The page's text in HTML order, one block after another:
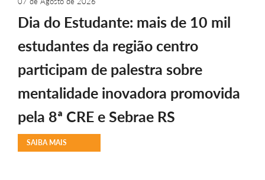
Dia do Estudante: mais de 10 mil
estudantes da região centro
participam de palestra sobre
mentalidade inovadora promovida
pela 8ª CRE e Sebrae RS
SAIBA MAIS